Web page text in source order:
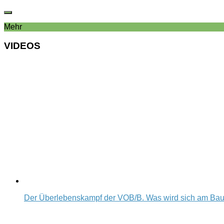
Mehr
VIDEOS
Der Überlebenskampf der VOB/B. Was wird sich am